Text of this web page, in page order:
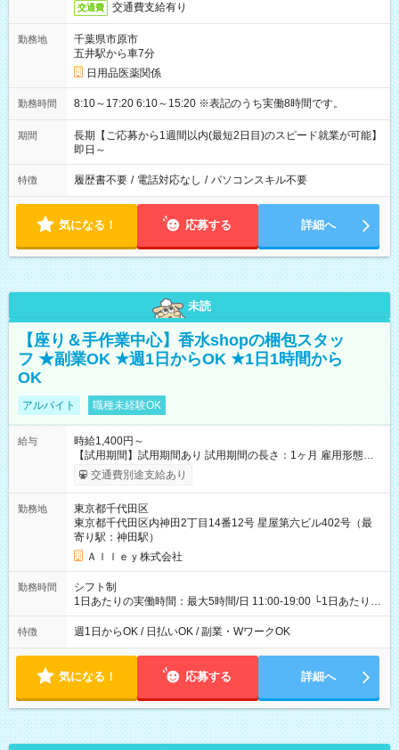
交通費 交通費支給有り
勤務地
千葉県市原市
五井駅から車7分
日用品医薬関係
勤務時間 8:10～17:20 6:10～15:20 ※表記のうち実働8時間です。
期間
長期【ご応募から1週間以内(最短2日目)のスピード就業が可能】
即日～
特徴 履歴書不要 / 電話対応なし / パソコンスキル不要
気になる！ 応募する 詳細へ
未読
【座り＆手作業中心】香水shopの梱包スタッ
フ ★副業OK ★週1日からOK ★1日1時間から
OK
アルバイト 職種未経験OK
給与
時給1,400円～
【試用期間】試用期間あり 試用期間の長さ：1ヶ月 雇用形態、
給与は本採用時と同じです。
交通費別途支給あり
勤務地
東京都千代田区
東京都千代田区内神田2丁目14番12号 星屋第六ビル402号（最
寄り駅：神田駅）
Ａｌｌｅｙ株式会社
勤務時間
シフト制
1日あたりの実働時間：最大5時間/日 11:00-19:00 └1日あたりの
実働時間：1-5時間 └上記の時間帯内であれば、いつでも勤務可
能！ └平日・土曜日の中で、お好きな曜日でご勤務いただけま
18:00 などのように、自由な働き方が可能なお仕事です！
特徴 週1日からOK / 日払いOK / 副業・WワークOK
気になる！ 応募する 詳細へ